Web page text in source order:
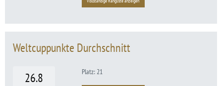
Weltcuppunkte Durchschnitt
26.8
Platz: 21